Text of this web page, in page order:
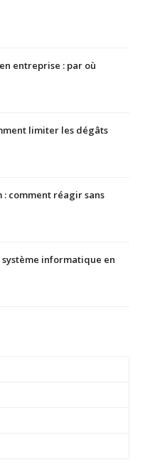
entreprise : par où
limiter les dégâts
: comment réagir sans
informatique en